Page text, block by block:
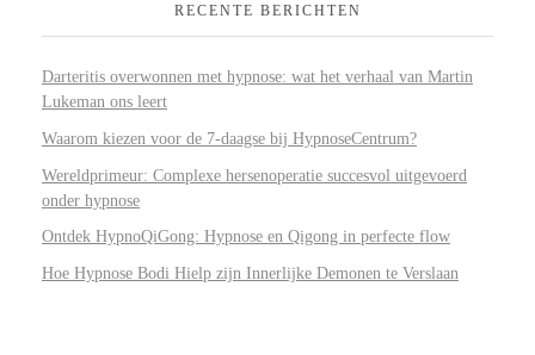
RECENTE BERICHTEN
Darteritis overwonnen met hypnose: wat het verhaal van Martin
Lukeman ons leert
Waarom kiezen voor de 7-daagse bij HypnoseCentrum?
Wereldprimeur: Complexe hersenoperatie succesvol uitgevoerd
onder hypnose
Ontdek HypnoQiGong: Hypnose en Qigong in perfecte flow
Hoe Hypnose Bodi Hielp zijn Innerlijke Demonen te Verslaan